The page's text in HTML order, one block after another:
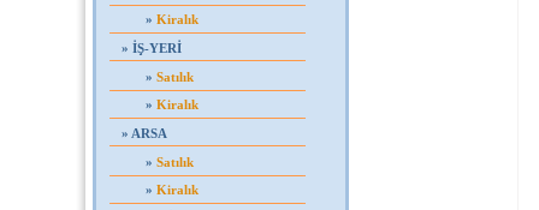
» Kiralık
» İŞ-YERİ
» Satılık
» Kiralık
» ARSA
» Satılık
» Kiralık